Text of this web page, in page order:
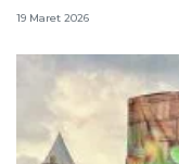
19 Maret 2026